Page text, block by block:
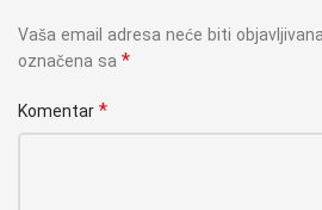
Vaša email adresa neće biti
označena sa *
Komentar *